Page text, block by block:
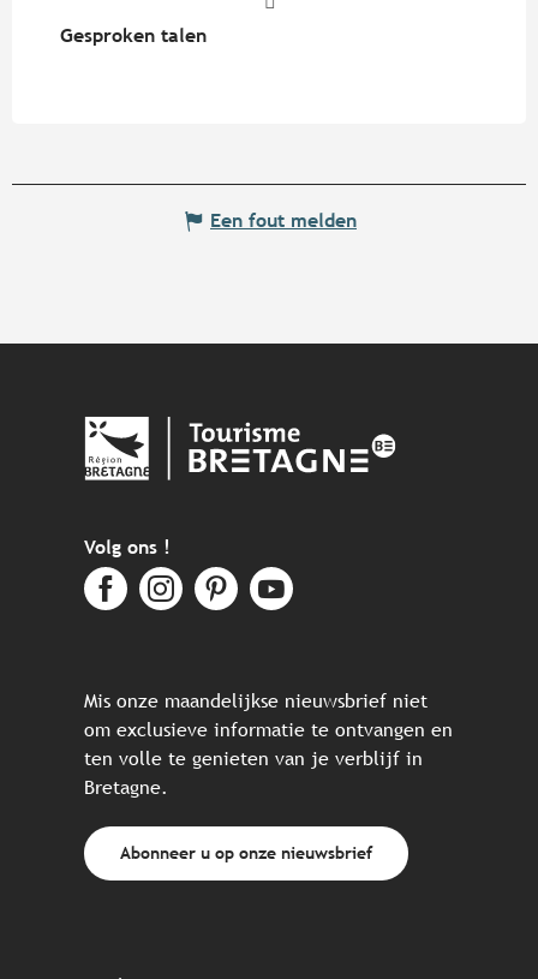
Gesproken talen
Gesproken talen
Een fout melden
Volg ons !
Mis onze maandelijkse nieuwsbrief niet
om exclusieve informatie te ontvangen en
ten volle te genieten van je verblijf in
Bretagne.
Abonneer u op onze nieuwsbrief